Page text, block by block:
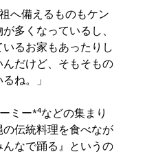
へ備えるものもケン
多くなっているし、
るお家もあったりし
だけど、そもそもの
ね。」
ミー*⁴などの集まり
伝統料理を食べなが
なで踊る』というの